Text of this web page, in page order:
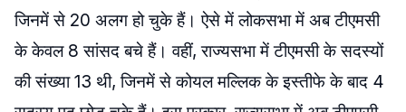
जिनमें से 20 अलग हो चुके हैं। ऐसे में लोकसभा में अब टीएमसी
के केवल 8 सांसद बचे हैं। वहीं, राज्यसभा में टीएमसी के सदस्यों
की संख्या 13 थी, जिनमें से कोयल मल्लिक के इस्तीफे के बाद 4